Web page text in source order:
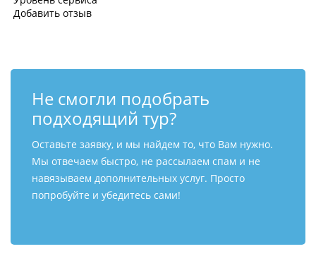
Добавить отзыв
Не смогли подобрать
подходящий тур?
Оставьте заявку, и мы найдем то, что Вам нужно.
Мы отвечаем быстро, не рассылаем спам и не
навязываем дополнительных услуг. Просто
попробуйте и убедитесь сами!